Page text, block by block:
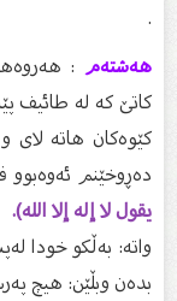
هەشتەم: هەروەها
کاتێ کە لە طائیف
کێوەکان هاتە لای
دەڕوخێنم ئەوەبوو
يقول لا إله إلا الله).
واتە: بەڵکو خودا
بدەن وبڵێن: هیچ